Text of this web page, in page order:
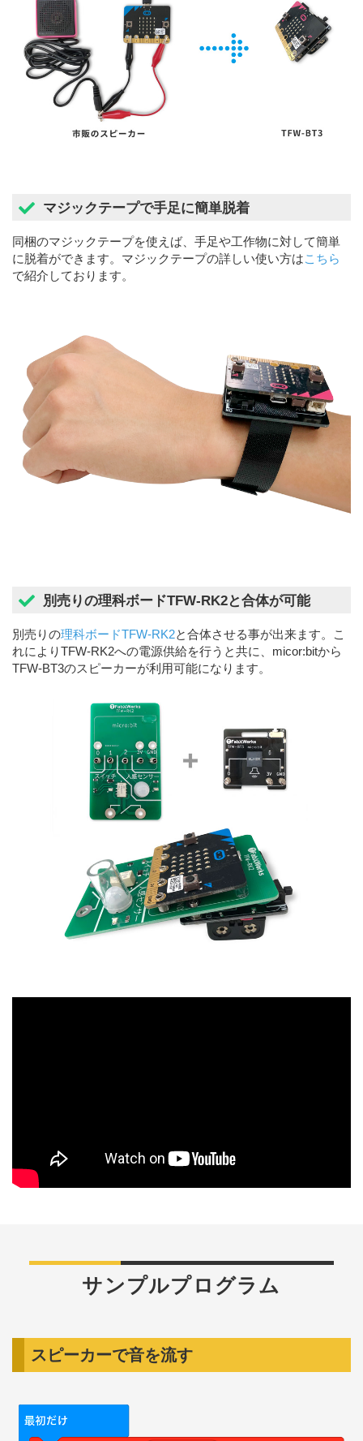
マジックテープで手足に簡単脱着
同梱のマジックテープを使えば、手足や工作物に対して簡単
に脱着ができます。マジックテープの詳しい使い方はこちら
で紹介しております。
別売りの理科ボードTFW-RK2と合体が可能
別売りの理科ボードTFW-RK2と合体させる事が出来ます。こ
れによりTFW-RK2への電源供給を行うと共に、micor:bitから
TFW-BT3のスピーカーが利用可能になります。
サンプルプログラム
スピーカーで音を流す